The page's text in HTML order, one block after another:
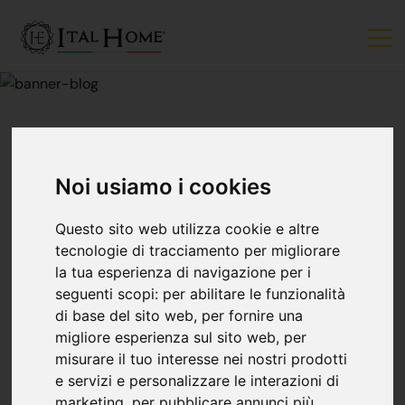
Noi usiamo i cookies
Questo sito web utilizza cookie e altre
tecnologie di tracciamento per migliorare
la tua esperienza di navigazione per i
seguenti scopi: per abilitare le funzionalità
di base del sito web, per fornire una
migliore esperienza sul sito web, per
misurare il tuo interesse nei nostri prodotti
e servizi e personalizzare le interazioni di
MERCATO IMMOBILIARE
LA CEDOLARE
SECCA: UN’IMPOSTA
PER I CANONI DI
LOCAZIONE